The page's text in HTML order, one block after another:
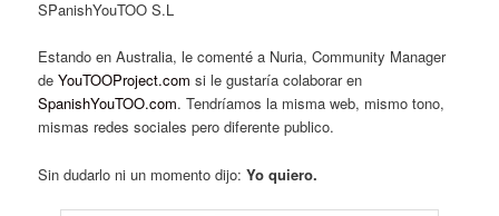
SPanishYouTOO S.L
Estando en Australia, le comenté a Nuria, Community Manager
deYouTOOProject.com si le gustaría colaborar en
SpanishYouTOO.com. Tendríamos la misma web, mismo tono,
mismas redes sociales pero diferente publico.
Sin dudarlo ni un momento dijo:Yo quiero.